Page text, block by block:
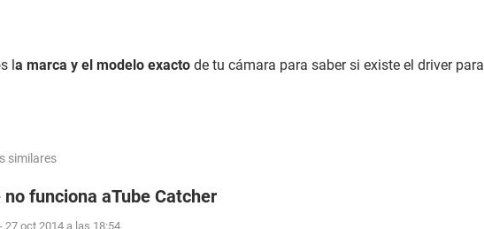
la marca y el modelo exacto de tu cámara para saber si existe el driver para
similares
no funciona aTube Catcher
- 27 oct 2014 a las 18:54